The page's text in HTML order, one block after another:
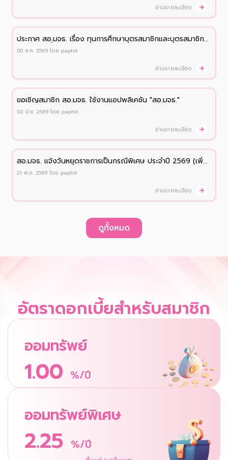
อ่านรายละเอียด
ประกาศ สอ.มจธ. เรื่อง ทุนการศึกษาบุตรสมาชิกและบุตรสมาชิก
สมทบ ประจำปี 2569
05 ส.ค. 2569 โดย paphit
อ่านรายละเอียด
ขอเชิญสมาชิก สอ.มจธ. ใช้งานแอปพลิเคชัน "สอ.มจธ."
02 มิ.ย. 2569 โดย paphit
อ่านรายละเอียด
สอ.มจธ. เเจ้งวันหยุดราชการเป็นกรณีพิเศษ ประจำปี 2569 (เพิ่ม
21 พ.ค. 2569 โดย paphit
อ่านรายละเอียด
ดูทั้งหมด
อัตราดอกเบี้ยสำหรับสมาชิก
ออมทรัพย์
1.00 %/ปี
ออมทรัพย์พิเศษ
2.25 %/ปี